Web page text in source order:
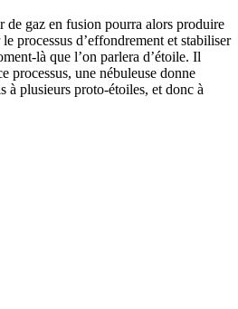
gaz en fusion pourra alors produire
processus d’effondrement et stabiliser
là que l’on parlera d’étoile. Il
processus, une nébuleuse donne
à plusieurs proto-étoiles, et donc à